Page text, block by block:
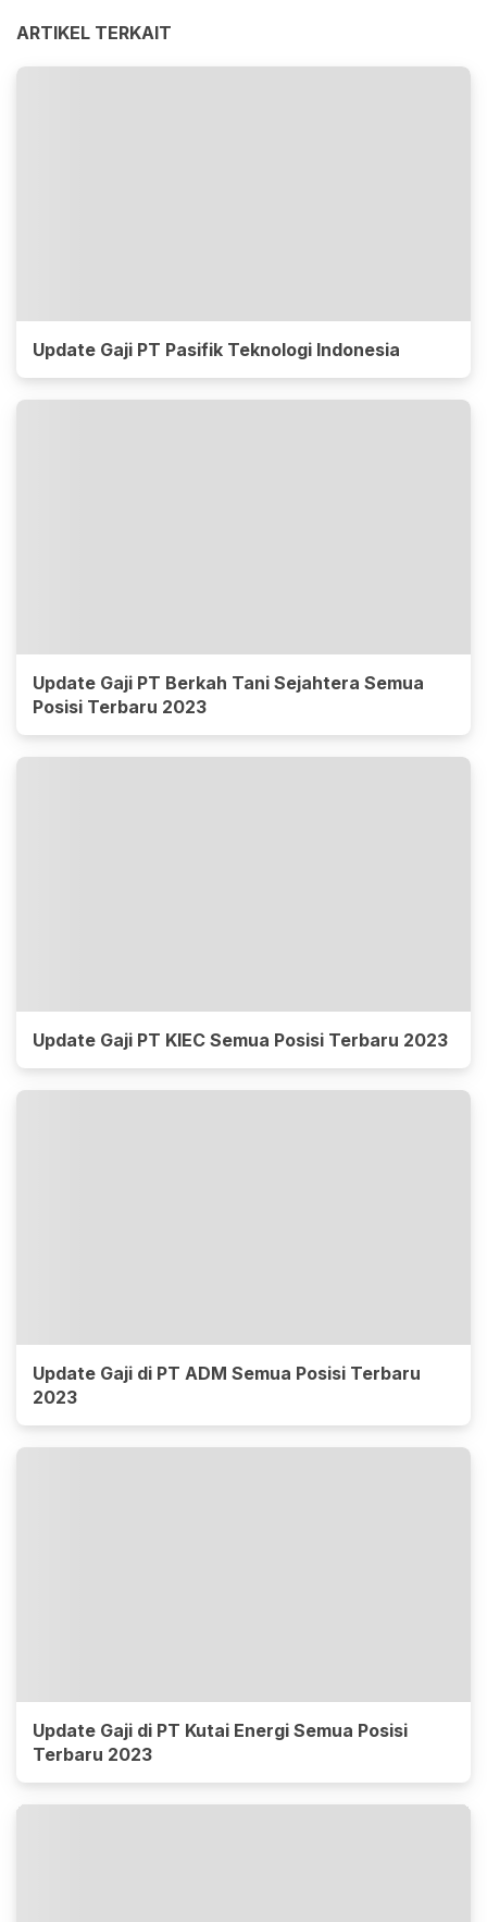
ARTIKEL TERKAIT
Update Gaji PT Pasifik Teknologi Indonesia
Update Gaji PT Berkah Tani Sejahtera Semua
Posisi Terbaru 2023
Update Gaji PT KIEC Semua Posisi Terbaru 2023
Update Gaji di PT ADM Semua Posisi Terbaru
2023
Update Gaji di PT Kutai Energi Semua Posisi
Terbaru 2023